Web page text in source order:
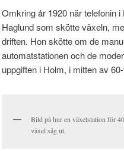
Omkring år 1920 när telefonin
Haglund som skötte växeln,
driften. Hon skötte om de
automatstationen och de
uppgiften i Holm, i mitten av
Bild på hur en växelstation för
växel såg ut.